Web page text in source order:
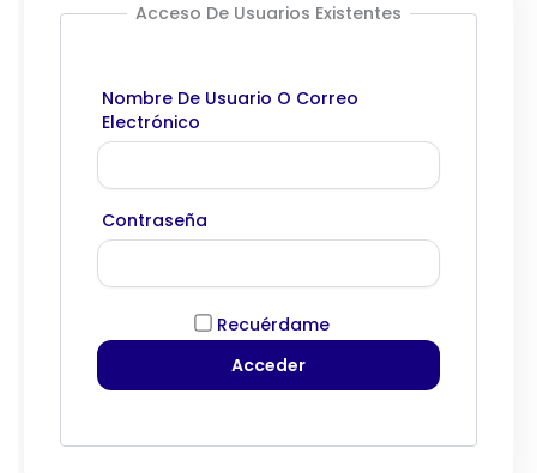
Acceso De Usuarios Existentes
Nombre De Usuario O Correo
Electrónico
Contraseña
Recuérdame